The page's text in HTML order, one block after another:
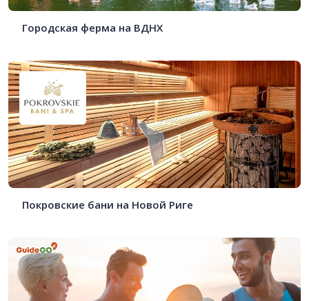
Городская ферма на ВДНХ
Покровские бани на Новой Риге